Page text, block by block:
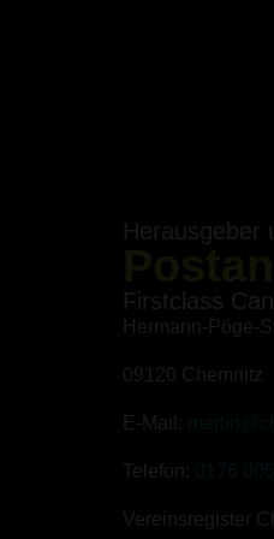
Herausgeber
Firstclass
Hermann-Pöge-
09120 Chemnitz
E-Mail:
Telefon:
Vereinsregister